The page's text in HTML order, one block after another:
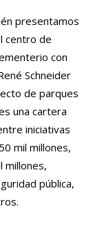
presentamos
centro de
con
Schneider
de parques
una cartera
iniciativas
mil millones,
millones,
pública,